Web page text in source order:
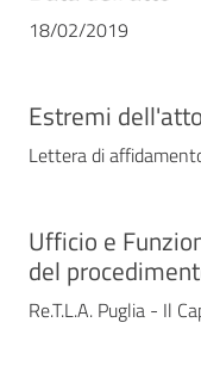
18/02/2019
Estremi dell'atto
Lettera di
Ufficio e
del
Re.T.L.A. Puglia - Il